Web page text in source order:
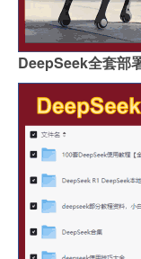
DeepSeek全套部